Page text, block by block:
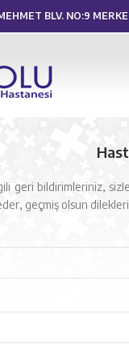
BLV. NO:9
geri bildirimleriniz,
geçmiş olsun